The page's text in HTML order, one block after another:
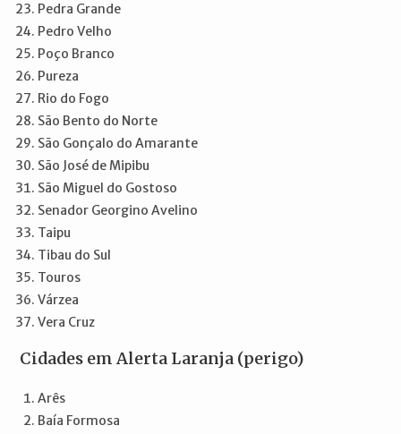
Pedra Grande
Pedro Velho
Poço Branco
Pureza
Rio do Fogo
São Bento do Norte
São Gonçalo do Amarante
São José de Mipibu
São Miguel do Gostoso
Senador Georgino Avelino
Taipu
Tibau do Sul
Touros
Várzea
Vera Cruz
Cidades em Alerta Laranja (perigo)
Arês
Baía Formosa